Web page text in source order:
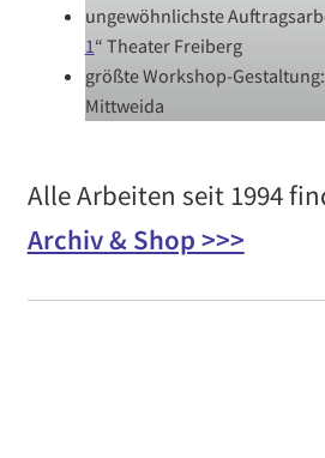
ungewöhnlichste
1“ Theater Freiberg
größte Workshop-Gestaltung:
Mittweida
Alle Arbeiten seit 1994
Archiv & Shop >>>